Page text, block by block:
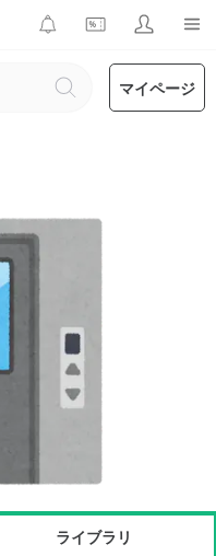
マイページ
ライブラリ